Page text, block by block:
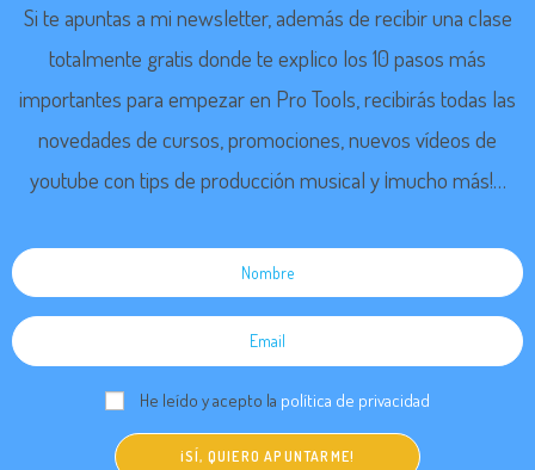
Si te apuntas a mi newsletter, además de recibir una clase
totalmente gratis donde te explico los 10 pasos más
importantes para empezar en Pro Tools , recibirás todas las
novedades de cursos, promociones, nuevos vídeos de
youtube con tips de producción musical y ¡mucho más!…
He leído y acepto la política de privacidad
¡SÍ, QUIERO APUNTARME!